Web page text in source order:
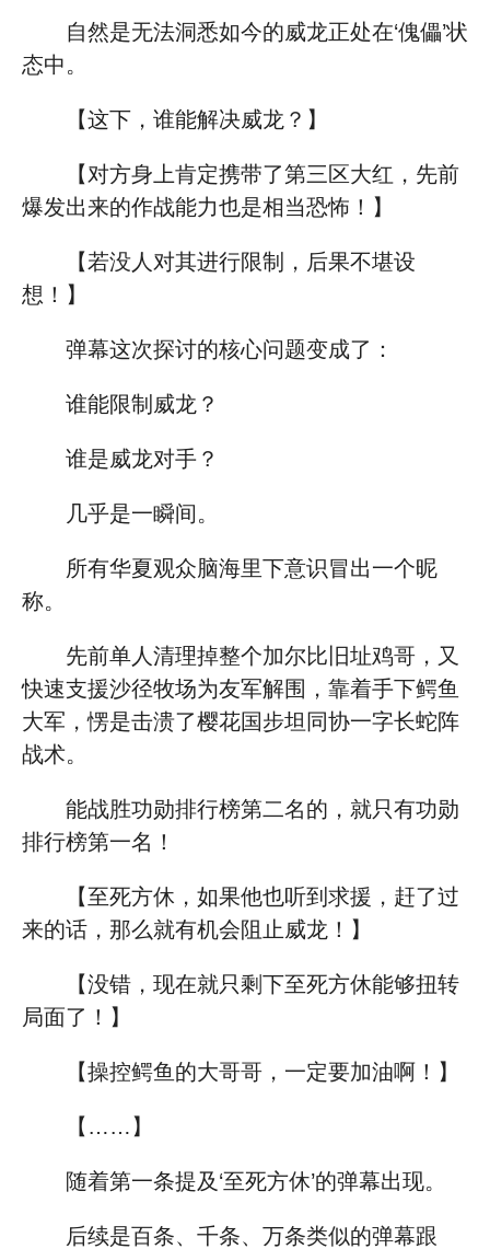
自然是无法洞悉如今的威龙正处在‘傀儡’状
态中。
【这下，谁能解决威龙？】
【对方身上肯定携带了第三区大红，先前
爆发出来的作战能力也是相当恐怖！】
【若没人对其进行限制，后果不堪设
想！】
弹幕这次探讨的核心问题变成了：
谁能限制威龙？
谁是威龙对手？
几乎是一瞬间。
所有华夏观众脑海里下意识冒出一个昵
称。
先前单人清理掉整个加尔比旧址鸡哥，又
快速支援沙径牧场为友军解围，靠着手下鳄鱼
大军，愣是击溃了樱花国步坦同协一字长蛇阵
战术。
能战胜功勋排行榜第二名的，就只有功勋
排行榜第一名！
【至死方休，如果他也听到求援，赶了过
来的话，那么就有机会阻止威龙！】
【没错，现在就只剩下至死方休能够扭转
局面了！】
【操控鳄鱼的大哥哥，一定要加油啊！】
【……】
随着第一条提及‘至死方休’的弹幕出现。
后续是百条、千条、万条类似的弹幕跟